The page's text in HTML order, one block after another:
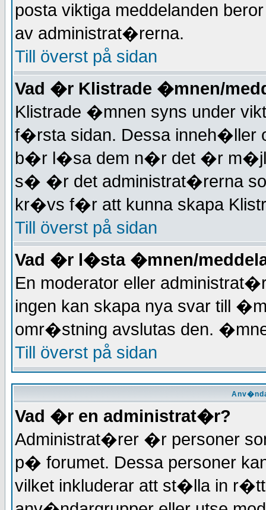
posta viktiga meddelanden
av administrat�rerna.
Till överst på sidan
Vad �r Klistrade �mnen/
Klistrade �mnen syns under
f�rsta sidan. Dessa inneh�ller
b�r l�sa dem n�r det �r
s� �r det administrat�rerna
kr�vs f�r att kunna skapa
Till överst på sidan
Vad �r l�sta �mnen/
En moderator eller
ingen kan skapa nya svar till
omr�stning avslutas den.
Till överst på sidan
Vad �r en administrat�r?
Administrat�rer �r personer
p� forumet. Dessa personer
vilket inkluderar att st�lla in